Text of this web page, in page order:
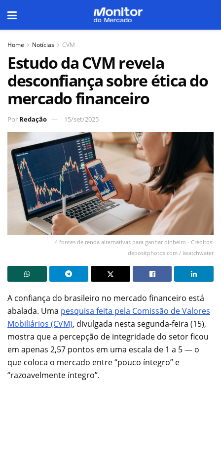
Home Notícias CVM
Estudo da CVM revela
desconfiança sobre ética do
mercado financeiro
Por Redação 15/set/2025
4 fontes de renda alternativas para ganhar dinheiro - Créditos:
depositphotos.com / iwatchwater
A confiança do brasileiro no mercado financeiro está
abalada. Uma pesquisa feita pela Comissão de Valores
Mobiliários (CVM), divulgada nesta segunda-feira (15),
mostra que a percepção de integridade do setor ficou
em apenas 2,57 pontos em uma escala de 1 a 5 — o
que coloca o mercado entre “pouco íntegro” e
“razoavelmente íntegro”.